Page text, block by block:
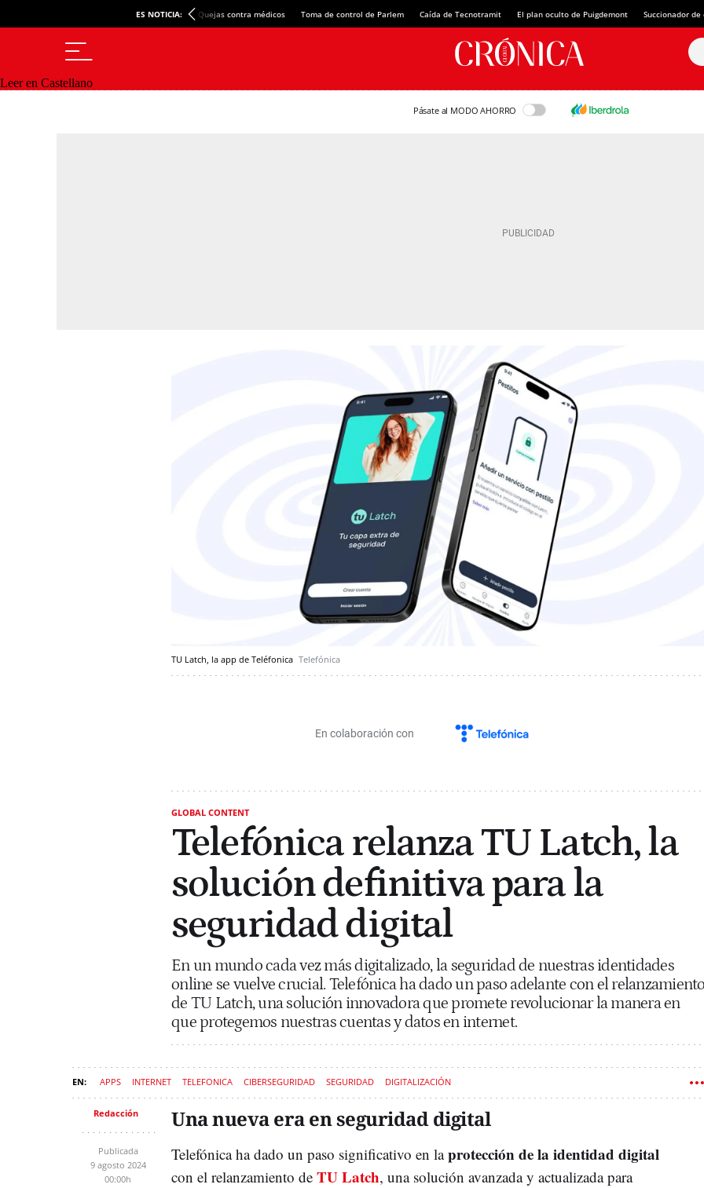
ES NOTICIA: Quejas contra médicos Toma de control de Parlem Caída de Tecnotramit El plan oculto de Puigdemont Succionador
Leer en Castellano
Pásate al MODO AHORRO
TU Latch, la app de Teléfonica Telefónica
En colaboración con
GLOBAL CONTENT
Telefónica relanza TU Latch, la
solución definitiva para la
seguridad digital
En un mundo cada vez más digitalizado, la seguridad de nuestras identidades
online se vuelve crucial. Telefónica ha dado un paso adelante con el
de TU Latch, una solución innovadora que promete revolucionar la manera en
que protegemos nuestras cuentas y datos en internet.
APPS INTERNET TELEFONICA CIBERSEGURIDAD SEGURIDAD DIGITALIZACIÓN
Redacción
Publicada
9 agosto 2024
00:00h
Una nueva era en seguridad digital
Telefónica ha dado un paso significativo en laprotección de la identidad digital
con el relanzamiento de TU Latch, una solución avanzada y actualizada para